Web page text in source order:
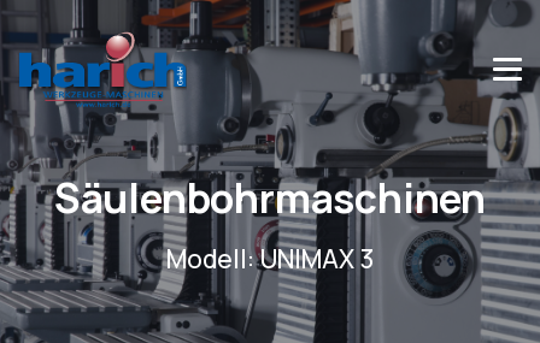
Säulenbohrmaschinen
Modell: UNIMAX 3